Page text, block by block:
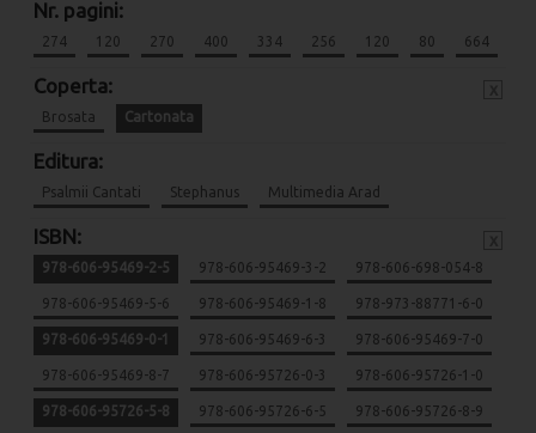
Nr. pagini:
274 120 270 400 334 256 120 80 664
Coperta:
Brosata Cartonata
Editura:
Psalmii Cantati Stephanus Multimedia Arad
ISBN:
978-606-95469-2-5 978-606-95469-3-2 978-606-698-054-8
978-606-95469-5-6 978-606-95469-1-8 978-973-88771-6-0
978-606-95469-0-1 978-606-95469-6-3 978-606-95469-7-0
978-606-95469-8-7 978-606-95726-0-3 978-606-95726-1-0
978-606-95726-5-8 978-606-95726-6-5 978-606-95726-8-9